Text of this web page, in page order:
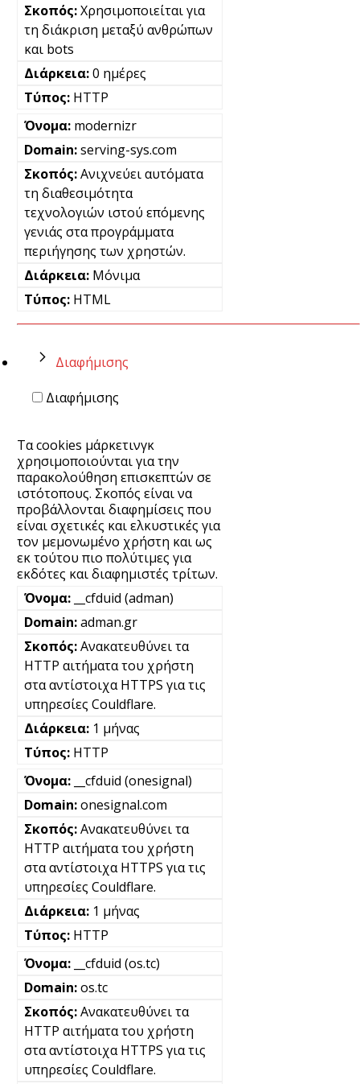
Χρησιμοποιείται για
τη διάκριση μεταξύ ανθρώπων
και bots
0 ημέρες
HTTP
modernizr
serving-sys.com
Ανιχνεύει αυτόματα
τη διαθεσιμότητα
τεχνολογιών ιστού επόμενης
γενιάς στα προγράμματα
περιήγησης των χρηστών.
Μόνιμα
HTML
Διαφήμισης
Διαφήμισης
Τα cookies μάρκετινγκ
χρησιμοποιούνται για την
παρακολούθηση επισκεπτών σε
ιστότοπους. Σκοπός είναι να
προβάλλονται διαφημίσεις που
είναι σχετικές και ελκυστικές για
τον μεμονωμένο χρήστη και ως
εκ τούτου πιο πολύτιμες για
εκδότες και διαφημιστές τρίτων.
__cfduid (adman)
adman.gr
Ανακατευθύνει τα
HTTP αιτήματα του χρήστη
στα αντίστοιχα HTTPS για τις
υπηρεσίες Couldflare.
1 μήνας
HTTP
__cfduid (onesignal)
onesignal.com
Ανακατευθύνει τα
HTTP αιτήματα του χρήστη
στα αντίστοιχα HTTPS για τις
υπηρεσίες Couldflare.
1 μήνας
HTTP
__cfduid (os.tc)
os.tc
Ανακατευθύνει τα
HTTP αιτήματα του χρήστη
στα αντίστοιχα HTTPS για τις
υπηρεσίες Couldflare.